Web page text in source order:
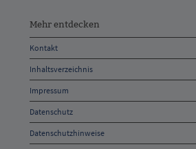
entdecken,
Öffnungszeiten
und
Anschrift
und
Kontakt
Mehr entdecken
Kontakt
Inhaltsverzeichnis
Impressum
Datenschutz
Datenschutzhinweise